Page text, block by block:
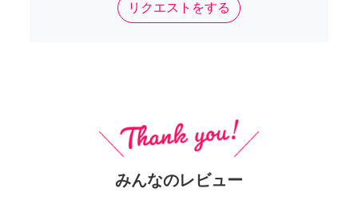
リクエストをする
みんなのレビュー